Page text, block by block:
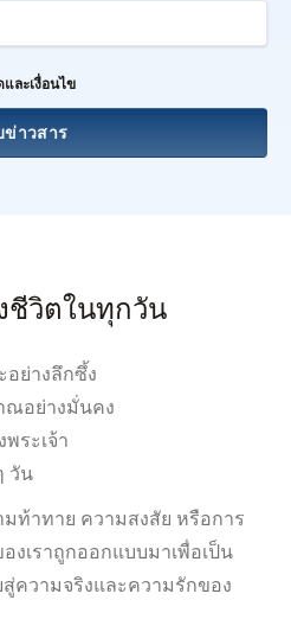
ละเงื่อนไข
ข่าวสาร
ชีวิตในทุกวัน
อย่างลึกซึ้ง
ณอย่างมั่นคง
ระเจ้า
วัน
ท้าทาย ความสงสัย หรือการ
เราถูกออกแบบมาเพื่อเป็น
ความจริงและความรักของ